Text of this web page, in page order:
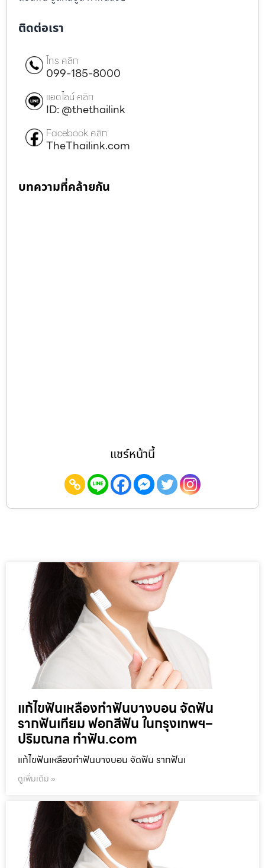
ติดต่อเรา
โทร คลิก
099-185-8000
แอดไลน์ คลิก
ID: @thethailink
Facebook คลิก
TheThailink.com
บทความที่คล้ายกัน
แชร์หน้านี้
แก้ไขฟันเหลืองทำฟันบางบอน จัดฟัน
รากฟันเทียม ฟอกสีฟัน ในกรุงเทพฯ–
ปริมณฑล ทำฟัน.com
แก้ไขฟันเหลืองทำฟันบางบอน จัดฟัน รากฟันเ
ดูเพิ่มเติม »